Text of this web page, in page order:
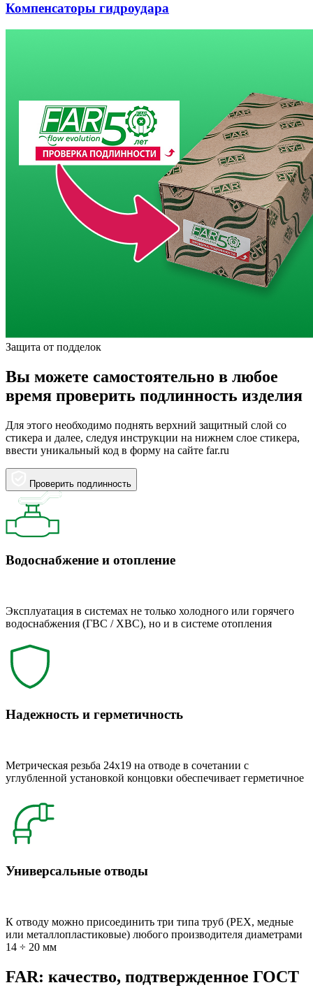
Компенсаторы гидроудара
Защита от подделок
Вы можете самостоятельно в любое
время проверить подлинность изделия
Для этого необходимо поднять верхний защитный слой со
стикера и далее, следуя инструкции на нижнем слое стикера,
ввести уникальный код в форму на сайте far.ru
Проверить подлинность
Водоснабжение и отопление
Эксплуатация в системах не только холодного или горячего
водоснабжения (ГВС / ХВС), но и в системе отопления
Надежность и герметичность
Метрическая резьба 24x19 на отводе в сочетании с
углубленной установкой концовки обеспечивает герметичное
Универсальные отводы
К отводу можно присоединить три типа труб (РЕХ, медные
или металлопластиковые) любого производителя диаметрами
14 ÷ 20 мм
FAR: качество, подтвержденное ГОСТ